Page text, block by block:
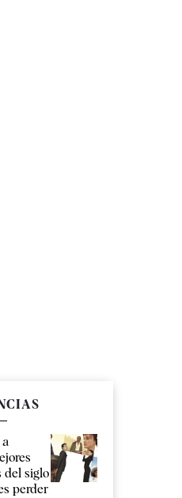
del siglo
perder